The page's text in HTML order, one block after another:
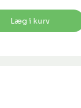
Læg i kurv